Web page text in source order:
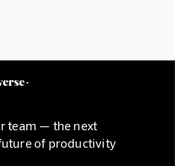
team — the next
of productivity